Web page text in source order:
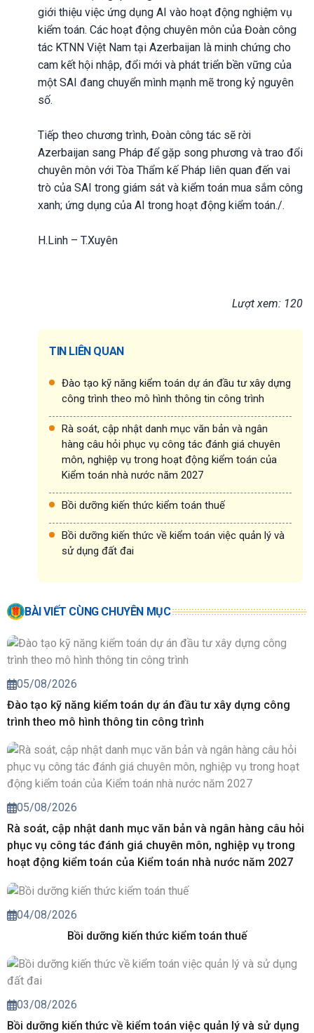
giới thiệu việc ứng dụng AI vào hoạt động nghiệm vụ
kiểm toán. Các hoạt động chuyên môn của Đoàn công
tác KTNN Việt Nam tại Azerbaijan là minh chứng cho
cam kết hội nhập, đổi mới và phát triển bền vững của
một SAI đang chuyển mình mạnh mẽ trong kỷ nguyên
số.
Tiếp theo chương trình, Đoàn công tác sẽ rời
Azerbaijan sang Pháp để gặp song phương và trao đổi
chuyên môn với Tòa Thẩm kế Pháp liên quan đến vai
trò của SAI trong giám sát và kiểm toán mua sắm công
xanh; ứng dụng của AI trong hoạt động kiểm toán./.
H.Linh – T.Xuyên
Lượt xem: 120
TIN LIÊN QUAN
Đào tạo kỹ năng kiểm toán dự án đầu tư xây dựng
công trình theo mô hình thông tin công trình
Rà soát, cập nhật danh mục văn bản và ngân
hàng câu hỏi phục vụ công tác đánh giá chuyên
môn, nghiệp vụ trong hoạt động kiểm toán của
Kiểm toán nhà nước năm 2027
Bồi dưỡng kiến thức kiểm toán thuế
Bồi dưỡng kiến thức về kiểm toán việc quản lý và
sử dụng đất đai
BÀI VIẾT CÙNG CHUYÊN MỤC
05/08/2026
Đào tạo kỹ năng kiểm toán dự án đầu tư xây dựng công
trình theo mô hình thông tin công trình
05/08/2026
Rà soát, cập nhật danh mục văn bản và ngân hàng câu hỏi
phục vụ công tác đánh giá chuyên môn, nghiệp vụ trong
hoạt động kiểm toán của Kiểm toán nhà nước năm 2027
04/08/2026
Bồi dưỡng kiến thức kiểm toán thuế
03/08/2026
Bồi dưỡng kiến thức về kiểm toán việc quản lý và sử dụng